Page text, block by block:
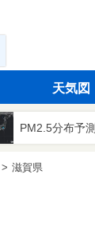
天気図
PM2.5分布予測
滋賀県